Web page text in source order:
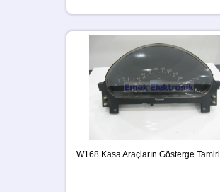
W168 Kasa Araçların Gösterge Tamiri